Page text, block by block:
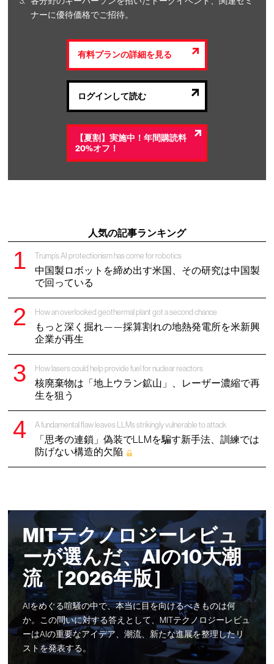
ナーに優待価格でご招待。
有料プランの詳細を見る
ログインして読む
【夏割】実施中！年間購読料
20%オフ！
人気の記事ランキング
Trump’s AI protectionism has come for robotics
中国製ロボットを締め出す米国、その研究は中国製
で回っている
How an overlooked geothermal plant got a second chance
もっと深く掘れ——採算割れの地熱発電所を米新興
企業が再生
How lasers could help provide fuel for nuclear reactors
核廃棄物は「地上ウラン鉱山」、レーザー濃縮で再
生を狙う
A fundamental flaw leaves LLMs strikingly vulnerable to attack
「思考の連鎖」偽装でLLMを騙す新手法、訓練では
防げない構造的欠陥
MITテクノロジーレビュ
ーが選んだ、AIの10大潮
流 ［2026年版］
AIをめぐる喧騒の中で、本当に目を向けるべきものは何
か。この問いに対する答えとして、MITテクノロジーレビュ
ーはAIの重要なアイデア、潮流、新たな進展を整理したリ
ストを発表する。